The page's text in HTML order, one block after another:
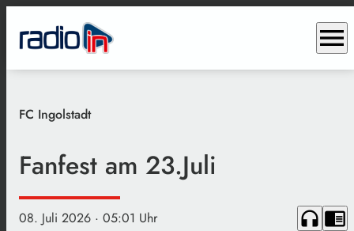
menu
FC Ingolstadt
Fanfest am 23.Juli
08. Juli 2026 · 05:01 Uhr headphones chrome_reader_mode